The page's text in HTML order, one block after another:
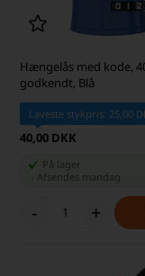
Hængelås med kode,
godkendt, Blå
Laveste stykpris: 25,00
40,00 DKK
På lager
Afsendes mandag
- +